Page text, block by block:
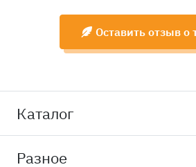
Оставить отзыв о
Каталог
Разное